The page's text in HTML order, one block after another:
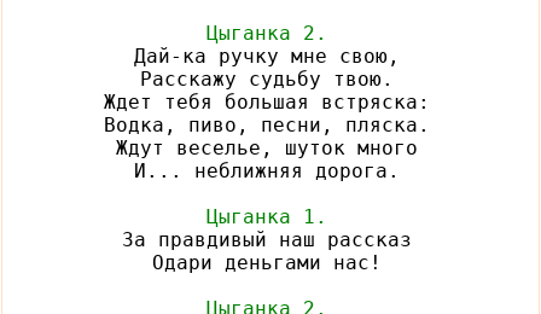
Цыганка 2.
Дай-ка ручку мне свою,
Расскажу судьбу твою.
Ждет тебя большая встряска:
Водка, пиво, песни, пляска.
Ждут веселье, шуток много
И... неближняя дорога.
Цыганка 1.
За правдивый наш рассказ
Одари деньгами нас!
Цыганка 2.